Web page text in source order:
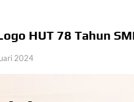
HUT 78 Tahun
2024